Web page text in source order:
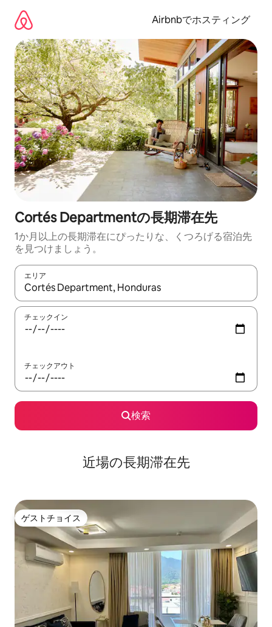
Airbnbでホスティング
Cortés Departmentの長期滞在先
1か月以上の長期滞在にぴったりな、くつろげる宿泊先
を見つけましょう。
エリア
検索結果が表示されたら、上下の矢印キーを使って移動するか
チェックイン
チェックアウト
検索
近場の長期滞在先
ゲストチョイス
ゲストチョイス